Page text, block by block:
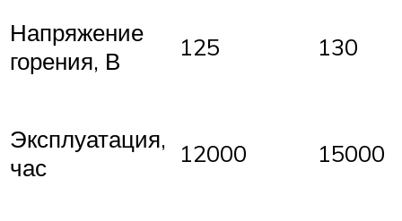
Напряжение
горения, В
125 130
Эксплуатация,
час
12000 15000